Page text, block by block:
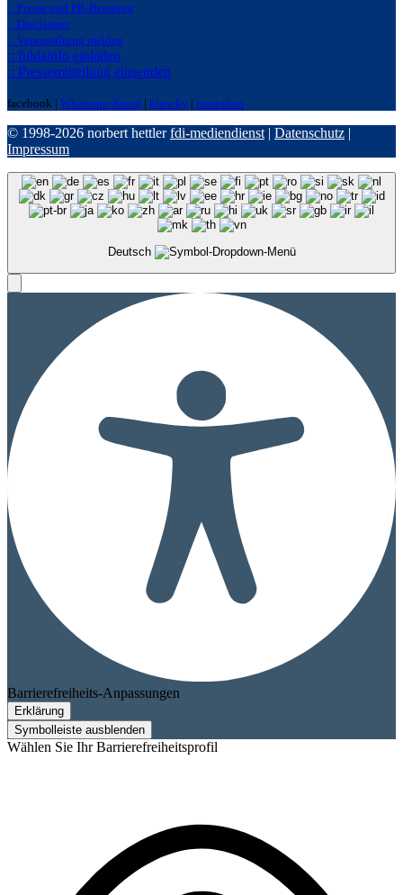
:: Presse und PR-Beratung
:: Disclaimer
:: Veranstaltung melden
:: fuldainfo einladen
:: Pressemitteilung einsenden
facebook | Whatsapp-Kanal | bluseky | mastodon
© 1998-2026 norbert hettlerfdi-mediendienst | Datenschutz |
Impressum
Deutsch
Barrierefreiheits-Anpassungen
Erklärung
Symbolleiste ausblenden
Wählen Sie Ihr Barrierefreiheitsprofil